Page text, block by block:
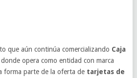
que aún continúa comercializando Caja
donde opera como entidad con marca
forma parte de la oferta detarjetas de